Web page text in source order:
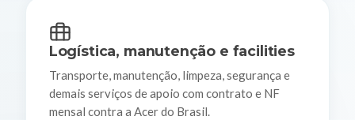
Logística, manutenção e facilities
Transporte, manutenção, limpeza, segurança e
demais serviços de apoio com contrato e NF
mensal contra a Acer do Brasil.